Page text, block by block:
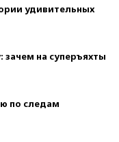
удивительных
зачем на суперъяхты
по следам